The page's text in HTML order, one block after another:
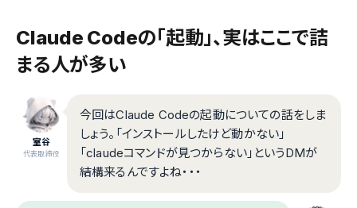
Claude Codeの「起動」、実はここで詰
まる人が多い
室谷
代表取締役
今回はClaude Codeの起動についての話をしま
しょう。「インストールしたけど動かない」
「claudeコマンドが見つからない」というDMが
結構来るんですよね・・・